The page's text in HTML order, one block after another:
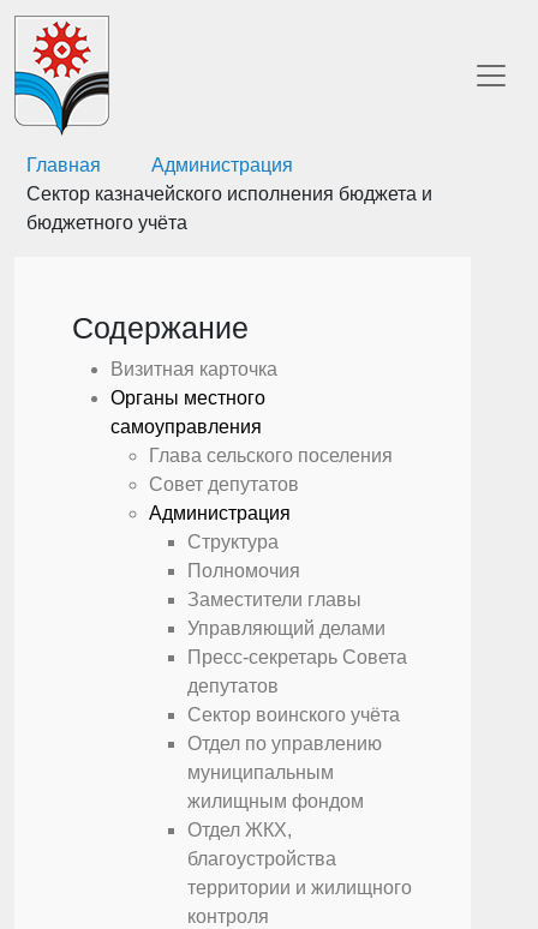
Главная
Администрация
Сектор казначейского исполнения бюджета и
бюджетного учёта
Содержание
Визитная карточка
Органы местного
самоуправления
Глава сельского поселения
Совет депутатов
Администрация
Структура
Полномочия
Заместители главы
Управляющий делами
Пресс-секретарь Совета
депутатов
Сектор воинского учёта
Отдел по управлению
муниципальным
жилищным фондом
Отдел ЖКХ,
благоустройства
территории и жилищного
контроля